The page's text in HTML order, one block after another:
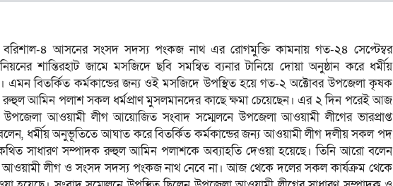
৪ আসনের সংসদ সদস্য পংকজ নাথ এর রোগমুক্তি কামনায় গত-২৪ সেপ্টেম্বর
শান্তিরহাট জামে মসজিদে ছবি সমন্বিত ব্যনার টানিয়ে দোয়া অনুষ্ঠান করে ধর্মীয়
বিতর্কিত কর্মকান্ডের জন্য ওই মসজিদে উপস্থিত হয়ে গত-২ অক্টোবর উপজেলা কৃষক
রুহুল আমিন পলাশ সকল ধর্মপ্রাণ মুসলমানদের কাছে ক্ষমা চেয়েছেন। এর ২ দিন পরেই আজ
আওয়ামী লীগ আয়োজিত সংবাদ সম্মেলনে উপজেলা আওয়ামী লীগের ভারপ্রাপ্ত
ধর্মীয় অনুভূতিতে আঘাত করে বিতর্কিত কর্মকান্ডের জন্য আওয়ামী লীগ দলীয় সকল পদ
সাধারণ সম্পাদক রুহুল আমিন পলাশকে অব্যাহতি দেওয়া হয়েছে। তিনি আরো বলেন
আওয়ামী লীগ ও সংসদ সদস্য পংকজ নাথ নেবে না। আজ থেকে দলের সকল কার্যক্রম থেকে